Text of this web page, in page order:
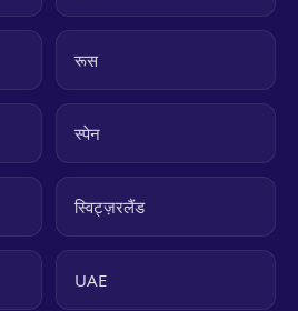
रूस
स्पेन
स्विट्ज़रलैंड
UAE